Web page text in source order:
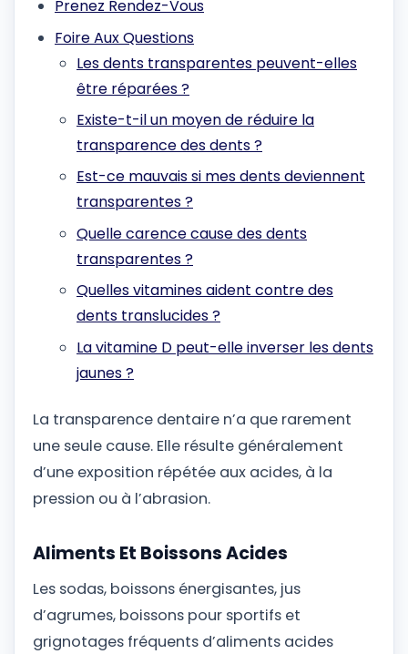
Prenez Rendez-Vous
Foire Aux Questions
Les dents transparentes peuvent-elles
être réparées ?
Existe-t-il un moyen de réduire la
transparence des dents ?
Est-ce mauvais si mes dents deviennent
transparentes ?
Quelle carence cause des dents
transparentes ?
Quelles vitamines aident contre des
dents translucides ?
La vitamine D peut-elle inverser les dents
jaunes ?
La transparence dentaire n’a que rarement
une seule cause. Elle résulte généralement
d’une exposition répétée aux acides, à la
pression ou à l’abrasion.
Aliments Et Boissons Acides
Les sodas, boissons énergisantes, jus
d’agrumes, boissons pour sportifs et
grignotages fréquents d’aliments acides